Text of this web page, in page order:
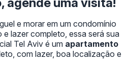
e morar em um condomínio
lazer completo, essa será sua
Tel Aviv é um apartamento
com lazer, boa localização e